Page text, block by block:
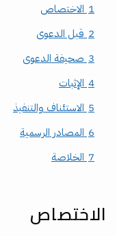
1 الاختصاص
2 قبل الدعوى
3 صحيفة الدعوى
4 الإثبات
5 الاستئناف والتنفيذ
6 المصادر الرسمية
7 الخلاصة
الاختصاص